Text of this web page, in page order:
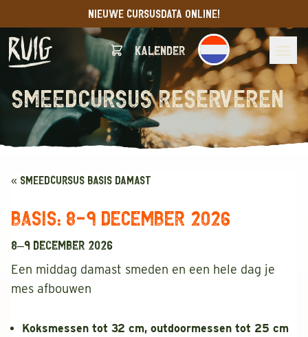
NIEUWE CURSUSDATA ONLINE!
Kalender
smeedcursus reserveren
« SMEEDCURSUS BASIS DAMAST
Basis: 8-9 December 2026
8–9 december 2026
Een middag damast smeden en een hele dag je
mes afbouwen
Koksmessen tot 32 cm, outdoormessen tot 25 cm